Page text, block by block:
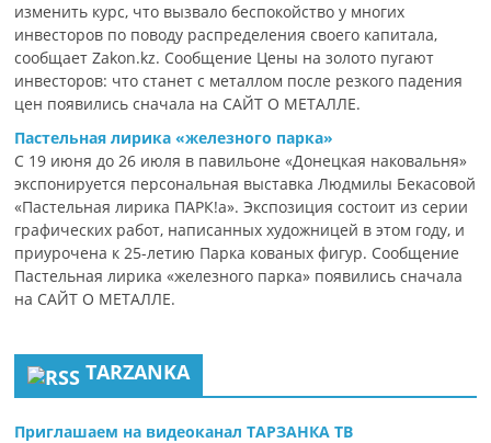
изменить курс, что вызвало беспокойство у многих
инвесторов по поводу распределения своего капитала,
сообщает Zakon.kz. Сообщение Цены на золото пугают
инвесторов: что станет с металлом после резкого падения
цен появились сначала на САЙТ О МЕТАЛЛЕ.
Пастельная лирика «железного парка»
С 19 июня до 26 июля в павильоне «Донецкая наковальня»
экспонируется персональная выставка Людмилы Бекасовой
«Пастельная лирика ПАРК!а». Экспозиция состоит из серии
графических работ, написанных художницей в этом году, и
приурочена к 25-летию Парка кованых фигур. Сообщение
Пастельная лирика «железного парка» появились сначала
на САЙТ О МЕТАЛЛЕ.
TARZANKA
Приглашаем на видеоканал ТАРЗАНКА ТВ